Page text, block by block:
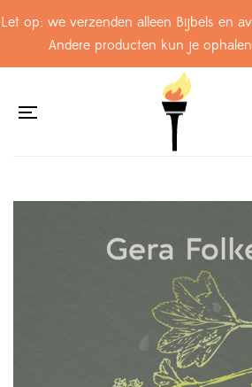
Let op: we verzenden alleen Bijbels en
Andere producten kun je